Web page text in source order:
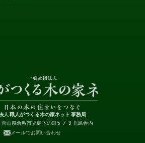
人 職人がつくる木の家ネット 事務局
山県倉敷市児島下の町5-7-3 児島舎内
メールでお問い合わせ